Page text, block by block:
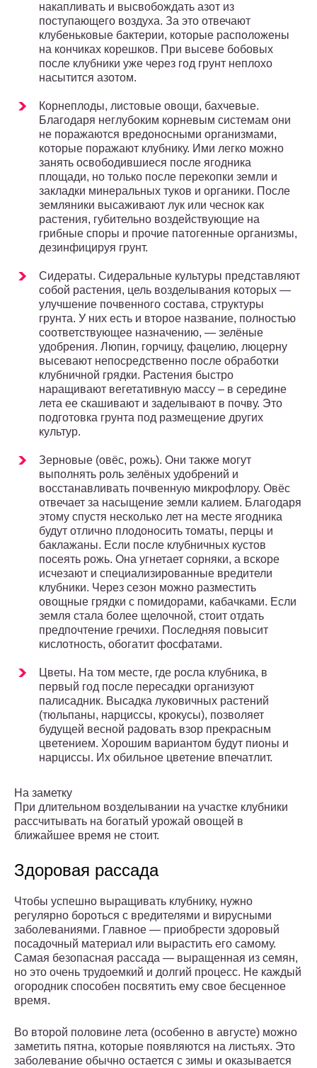
накапливать и высвобождать азот из
поступающего воздуха. За это отвечают
клубеньковые бактерии, которые расположены
на кончиках корешков. При высеве бобовых
после клубники уже через год грунт неплохо
насытится азотом.
Корнеплоды, листовые овощи, бахчевые.
Благодаря неглубоким корневым системам они
не поражаются вредоносными организмами,
которые поражают клубнику. Ими легко можно
занять освободившиеся после ягодника
площади, но только после перекопки земли и
закладки минеральных туков и органики. После
земляники высаживают лук или чеснок как
растения, губительно воздействующие на
грибные споры и прочие патогенные организмы,
дезинфицируя грунт.
Сидераты. Сидеральные культуры представляют
собой растения, цель возделывания которых —
улучшение почвенного состава, структуры
грунта. У них есть и второе название, полностью
соответствующее назначению, — зелёные
удобрения. Люпин, горчицу, фацелию, люцерну
высевают непосредственно после обработки
клубничной грядки. Растения быстро
наращивают вегетативную массу – в середине
лета ее скашивают и заделывают в почву. Это
подготовка грунта под размещение других
культур.
Зерновые (овёс, рожь). Они также могут
выполнять роль зелёных удобрений и
восстанавливать почвенную микрофлору. Овёс
отвечает за насыщение земли калием. Благодаря
этому спустя несколько лет на месте ягодника
будут отлично плодоносить томаты, перцы и
баклажаны. Если после клубничных кустов
посеять рожь. Она угнетает сорняки, а вскоре
исчезают и специализированные вредители
клубники. Через сезон можно разместить
овощные грядки с помидорами, кабачками. Если
земля стала более щелочной, стоит отдать
предпочтение гречихи. Последняя повысит
кислотность, обогатит фосфатами.
Цветы. На том месте, где росла клубника, в
первый год после пересадки организуют
палисадник. Высадка луковичных растений
(тюльпаны, нарциссы, крокусы), позволяет
будущей весной радовать взор прекрасным
цветением. Хорошим вариантом будут пионы и
нарциссы. Их обильное цветение впечатлит.
На заметку
При длительном возделывании на участке клубники
рассчитывать на богатый урожай овощей в
ближайшее время не стоит.
Здоровая рассада
Чтобы успешно выращивать клубнику, нужно
регулярно бороться с вредителями и вирусными
заболеваниями. Главное — приобрести здоровый
посадочный материал или вырастить его самому.
Самая безопасная рассада — выращенная из семян,
но это очень трудоемкий и долгий процесс. Не каждый
огородник способен посвятить ему свое бесценное
время.
Во второй половине лета (особенно в августе) можно
заметить пятна, которые появляются на листьях. Это
заболевание обычно остается с зимы и оказывается